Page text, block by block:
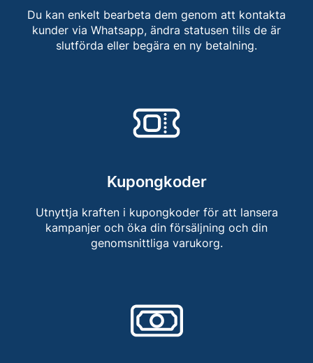
Du kan enkelt bearbeta dem genom att kontakta
kunder via Whatsapp, ändra statusen tills de är
slutförda eller begära en ny betalning.
Kupongkoder
Utnyttja kraften i kupongkoder för att lansera
kampanjer och öka din försäljning och din
genomsnittliga varukorg.